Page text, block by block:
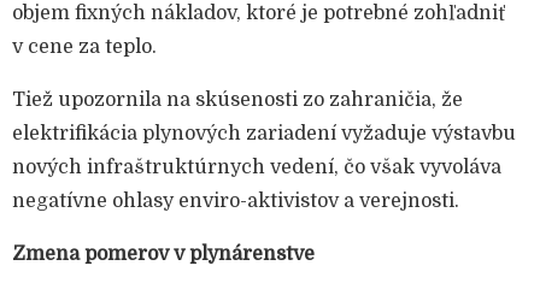
objem fixných nákladov, ktoré je potrebné zohľadniť
v cene za teplo.
Tiež upozornila na skúsenosti zo zahraničia, že
elektrifikácia plynových zariadení vyžaduje výstavbu
nových infraštruktúrnych vedení, čo však vyvoláva
negatívne ohlasy enviro-aktivistov a verejnosti.
Zmena pomerov v plynárenstve